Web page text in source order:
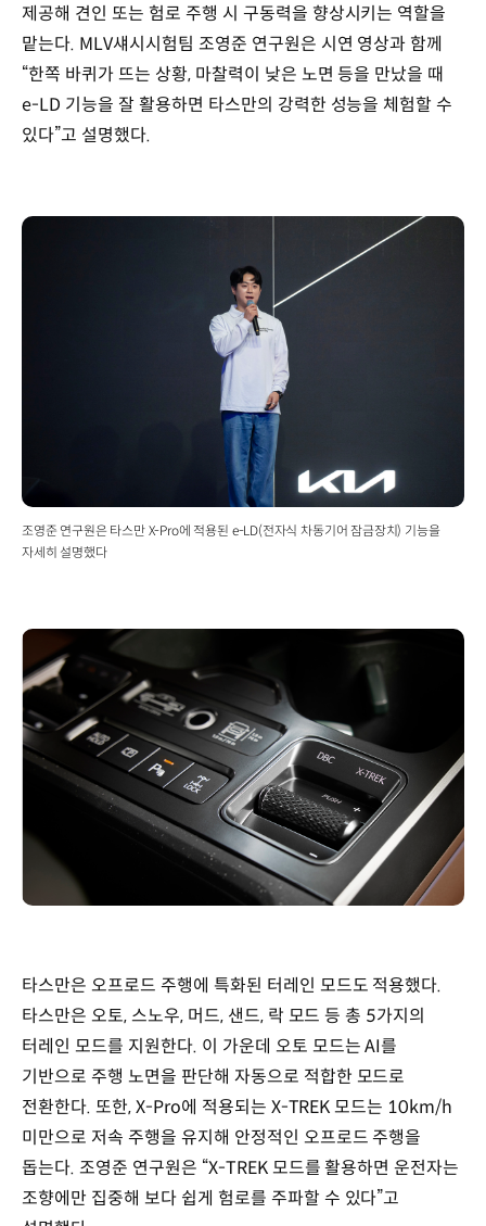
제공해 견인 또는 험로 주행 시 구동력을 향상시키는 역할을
맡는다. MLV섀시시험팀 조영준 연구원은 시연 영상과 함께
“한쪽 바퀴가 뜨는 상황, 마찰력이 낮은 노면 등을 만났을 때
e-LD 기능을 잘 활용하면 타스만의 강력한 성능을 체험할 수
있다”고 설명했다.
조영준 연구원은 타스만 X-Pro에 적용된 e-LD(전자식 차동기어 잠금장치) 기능을
자세히 설명했다
타스만은 오프로드 주행에 특화된 터레인 모드도 적용했다.
타스만은 오토, 스노우, 머드, 샌드, 락 모드 등 총 5가지의
터레인 모드를 지원한다. 이 가운데 오토 모드는 AI를
기반으로 주행 노면을 판단해 자동으로 적합한 모드로
전환한다. 또한, X-Pro에 적용되는 X-TREK 모드는 10km/h
미만으로 저속 주행을 유지해 안정적인 오프로드 주행을
돕는다. 조영준 연구원은 “X-TREK 모드를 활용하면 운전자는
조향에만 집중해 보다 쉽게 험로를 주파할 수 있다”고